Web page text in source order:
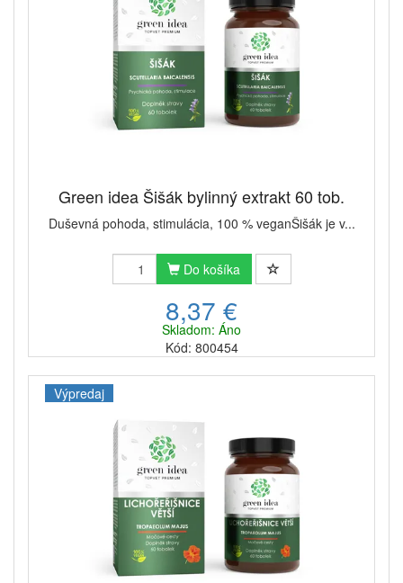
Green idea Šišák bylinný extrakt 60 tob.
Duševná pohoda, stimulácia, ​100 % veganŠišák je v...
Do košíka
8,37 €
Skladom: Áno
Kód: 800454
Výpredaj